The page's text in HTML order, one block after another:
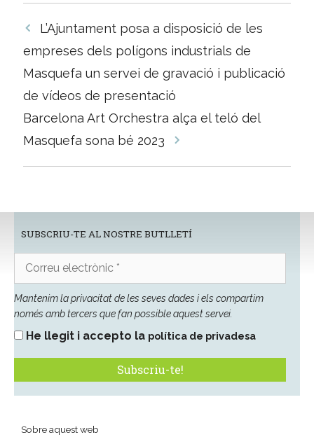
Navegació
per
entrades
L’Ajuntament posa a disposició de les
empreses dels polígons industrials de
Masquefa un servei de gravació i publicació
de vídeos de presentació
Barcelona Art Orchestra alça el teló del
Masquefa sona bé 2023
SUBSCRIU-TE AL NOSTRE BUTLLETÍ
electrònic
Mantenim la privacitat de les seves dades i els compartim
només amb tercers que fan possible aquest servei.
He llegit i accepto la política de privadesa
Sobre aquest web